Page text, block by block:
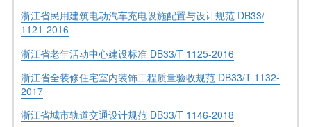
浙江省民用建筑电动汽车充电设施配置与设计规范 DB33/
1121-2016
浙江省老年活动中心建设标准 DB33/T 1125-2016
浙江省全装修住宅室内装饰工程质量验收规范 DB33/T 1132-
2017
浙江省城市轨道交通设计规范 DB33/T 1146-2018